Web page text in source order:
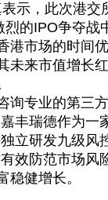
示，此次港交
的IPO争夺战
港市场的时间
未来市值增长
询专业的第三
丰瑞德作为一
立研发九级风
效防范市场风
稳健增长。